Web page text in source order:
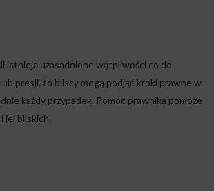
istnieją uzasadnione wątpliwości co do
presji, to bliscy mogą podjąć kroki prawne w
każdy przypadek. Pomoc prawnika pomoże
jej bliskich.